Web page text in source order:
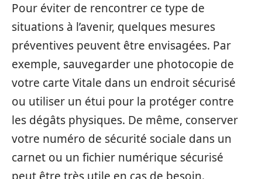
Pour éviter de rencontrer ce type de
situations à l’avenir, quelques mesures
préventives peuvent être envisagées. Par
exemple, sauvegarder une photocopie de
votre carte Vitale dans un endroit sécurisé
ou utiliser un étui pour la protéger contre
les dégâts physiques. De même, conserver
votre numéro de sécurité sociale dans un
carnet ou un fichier numérique sécurisé